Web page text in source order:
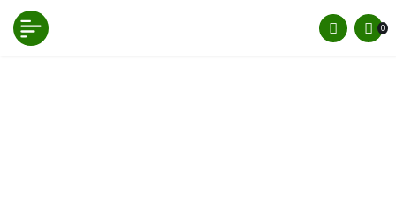
0
Hastane müdürü skandal uygulamalara göz